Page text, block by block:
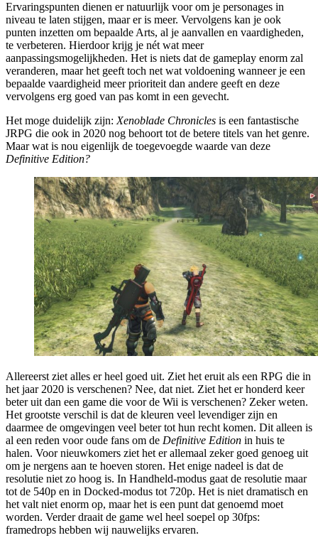
Ervaringspunten dienen er natuurlijk voor om je personages in
niveau te laten stijgen, maar er is meer. Vervolgens kan je ook
punten inzetten om bepaalde Arts, al je aanvallen en vaardigheden,
te verbeteren. Hierdoor krijg je nét wat meer
aanpassingsmogelijkheden. Het is niets dat de gameplay enorm zal
veranderen, maar het geeft toch net wat voldoening wanneer je een
bepaalde vaardigheid meer prioriteit dan andere geeft en deze
vervolgens erg goed van pas komt in een gevecht.
Het moge duidelijk zijn: Xenoblade Chronicles is een fantastische
JRPG die ook in 2020 nog behoort tot de betere titels van het genre.
Maar wat is nou eigenlijk de toegevoegde waarde van deze
Definitive Edition?
Allereerst ziet alles er heel goed uit. Ziet het eruit als een RPG die in
het jaar 2020 is verschenen? Nee, dat niet. Ziet het er honderd keer
beter uit dan een game die voor de Wii is verschenen? Zeker weten.
Het grootste verschil is dat de kleuren veel levendiger zijn en
daarmee de omgevingen veel beter tot hun recht komen. Dit alleen is
al een reden voor oude fans om de Definitive Edition in huis te
halen. Voor nieuwkomers ziet het er allemaal zeker goed genoeg uit
om je nergens aan te hoeven storen. Het enige nadeel is dat de
resolutie niet zo hoog is. In Handheld-modus gaat de resolutie maar
tot de 540p en in Docked-modus tot 720p. Het is niet dramatisch en
het valt niet enorm op, maar het is een punt dat genoemd moet
worden. Verder draait de game wel heel soepel op 30fps:
framedrops hebben wij nauwelijks ervaren.